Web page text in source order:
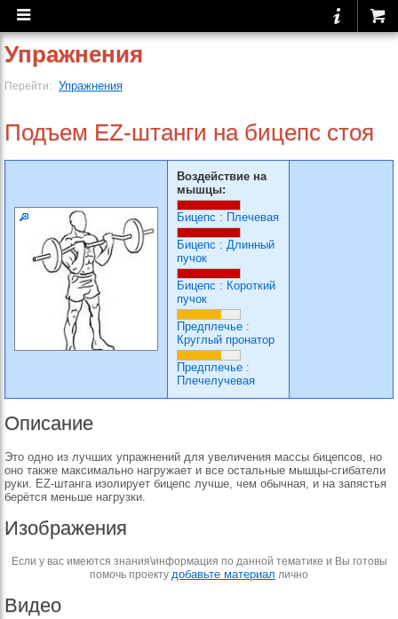
Упражнения
Перейти: Упражнения
Подъем EZ-штанги на бицепс стоя
Воздействие на
мышцы:
Бицепс : Плечевая
Бицепс : Длинный
пучок
Бицепс : Короткий
пучок
Предплечье :
Круглый пронатор
Предплечье :
Плечелучевая
Описание
Это одно из лучших упражнений для увеличения массы бицепсов, но
оно также максимально нагружает и все остальные мышцы-сгибатели
руки. ЕZ-штанга изолирует бицепс лучше, чем обычная, и на запястья
берётся меньше нагрузки.
Изображения
Если у вас имеются знания\информация по данной тематике и Вы готовы
помочь проекту добавьте материал лично
Видео